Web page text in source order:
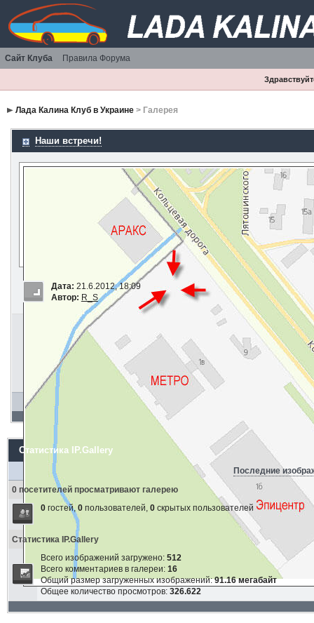
Сайт Клуба Правила Форума
Лада Калина Клуб в Украине> Галерея
Наши встречи!
Дата: 21.6.2012, 18:09
Автор: R_S
Статистика IP.Gallery
Последние
0 посетителей просматривают галерею
0гостей, 0пользователей, 0скрытых пользователей
Статистика IP.Gallery
Всего изображений загружено: 512
Всего комментариев в галереи: 16
Общий размер загруженных изображений:91.16 мегабайт
Общее количество просмотров: 326.622